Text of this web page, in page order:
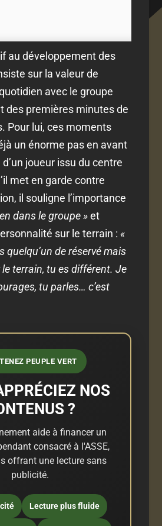
au développement des
sur la valeur de
avec le groupe
des premières minutes de
Pour lui, ces moments
un énorme pas en avant
joueur issu du centre
met en garde contre
il souligne l’importance
dans le groupe »et
sur le terrain :«
quelqu’un de réservé mais
terrain, tu es différent. Je
tu parles… c’est
PEUPLE VERT
NOS
?
aide à financer un
consacré à l'ASSE,
offrant une lecture sans
publicité.
Lecture plus fluide